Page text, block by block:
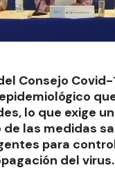
Consejo Covid-
lo que exige
las medidas
para
del virus.